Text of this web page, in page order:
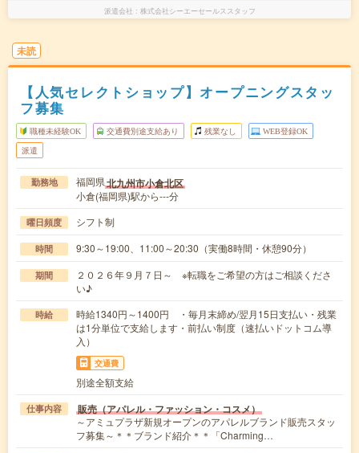
派遣会社 株式会社シーエーセールススタッフ
未読
【人気セレクトショップ】オープニングスタッ
フ募集
職種未経験OK 交通費別途支給あり 残業なし WEB登録OK
派遣
勤務地 福岡県北九州市小倉北区
小倉(福岡県)駅から---分
曜日頻度 シフト制
時間 9:30～19:00、11:00～20:30（実働8時間・休憩90分）
期間
２０２６年９月７日～ ※転職をご希望の方はご相談くださ
い♪
時給
時給1340円～1400円 ・毎月末締め/翌月15日支払い・残業
は1分単位で支給します・前払い制度（速払いドットコム導
入）
交通費
別途全額支給
仕事内容 販売（アパレル・ファッション・コスメ）
～アミュプラザ新規オープンのアパレルブランド販売スタッ
フ募集～＊＊ブランド紹介＊＊「Charming…